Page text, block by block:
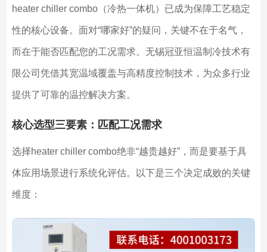
heater chiller combo（冷热一体机）已成为保障工艺稳定
性的核心设备。面对“哪家好”的疑问，关键不在于名气，
而在于能否匹配您的工况需求。无锡冠亚恒温制冷技术有
限公司凭借其宽温域覆盖与高精度控制技术，为众多行业
提供了可靠的温控解决方案。
核心选型三要素：匹配工况需求
选择heater chiller combo绝非“越贵越好”，而是要基于具
体应用场景进行系统化评估。以下是三个决定成败的关键
维度：